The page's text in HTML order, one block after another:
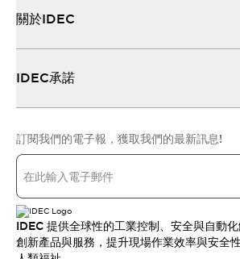
關於IDEC
IDEC承諾
訂閱我們的電子報，獲取我們的最新訊息!
IDEC 提供全球性的工業控制、安全與自動
創新產品與服務，提升現場作業效率與安全